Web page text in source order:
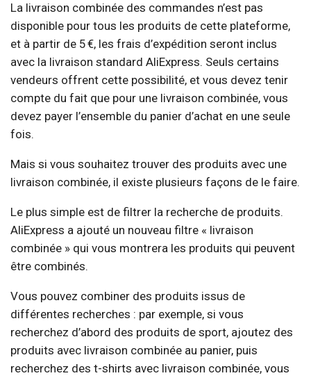
La livraison combinée des commandes n’est pas
disponible pour tous les produits de cette plateforme,
et à partir de 5 €, les frais d’expédition seront inclus
avec la livraison standard AliExpress. Seuls certains
vendeurs offrent cette possibilité, et vous devez tenir
compte du fait que pour une livraison combinée, vous
devez payer l’ensemble du panier d’achat en une seule
fois.
Mais si vous souhaitez trouver des produits avec une
livraison combinée, il existe plusieurs façons de le faire.
Le plus simple est de filtrer la recherche de produits.
AliExpress a ajouté un nouveau filtre « livraison
combinée » qui vous montrera les produits qui peuvent
être combinés.
Vous pouvez combiner des produits issus de
différentes recherches : par exemple, si vous
recherchez d’abord des produits de sport, ajoutez des
produits avec livraison combinée au panier, puis
recherchez des t-shirts avec livraison combinée, vous